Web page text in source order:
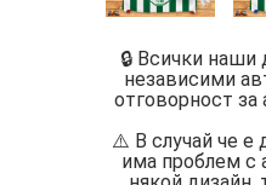
🔒 Всички наши
независими
отговорност за
⚠️ В случай че е
има проблем с